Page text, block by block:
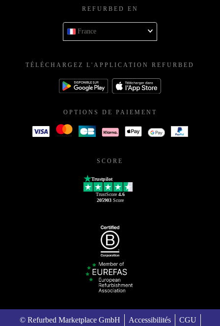
REFURBED EN
France
TÉLÉCHARGEZ L'APPLICATION REFURBED
OPTIONS DE PAIEMENT
SCORE
Trustpilot
TrustScore 4.6
205903Score
© Refurbed Marketplace GmbH Accessibilités CGU